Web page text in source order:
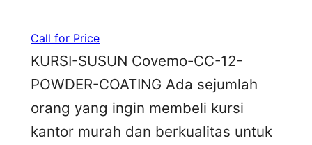
Call for Price
KURSI-SUSUN Covemo-CC-12-
POWDER-COATING Ada sejumlah
orang yang ingin membeli kursi
kantor murah dan berkualitas untuk